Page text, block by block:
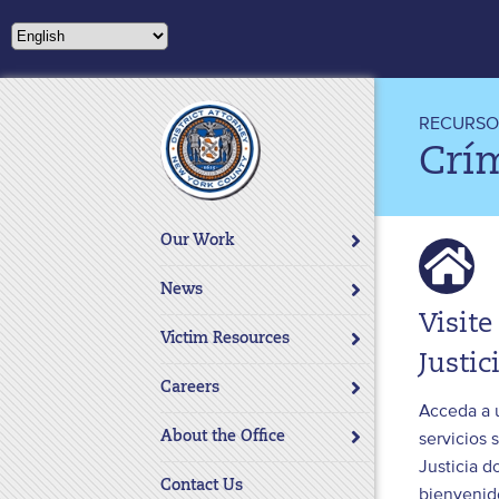
note:
website
includes
an
accessibility
system.
Press
Control-
F11
to
adjust
the
website
to
people
with
visual
Our Work
News
Victim Resources
Careers
About the Office
Contact Us
Visite
Acceda a
servicios
Justicia